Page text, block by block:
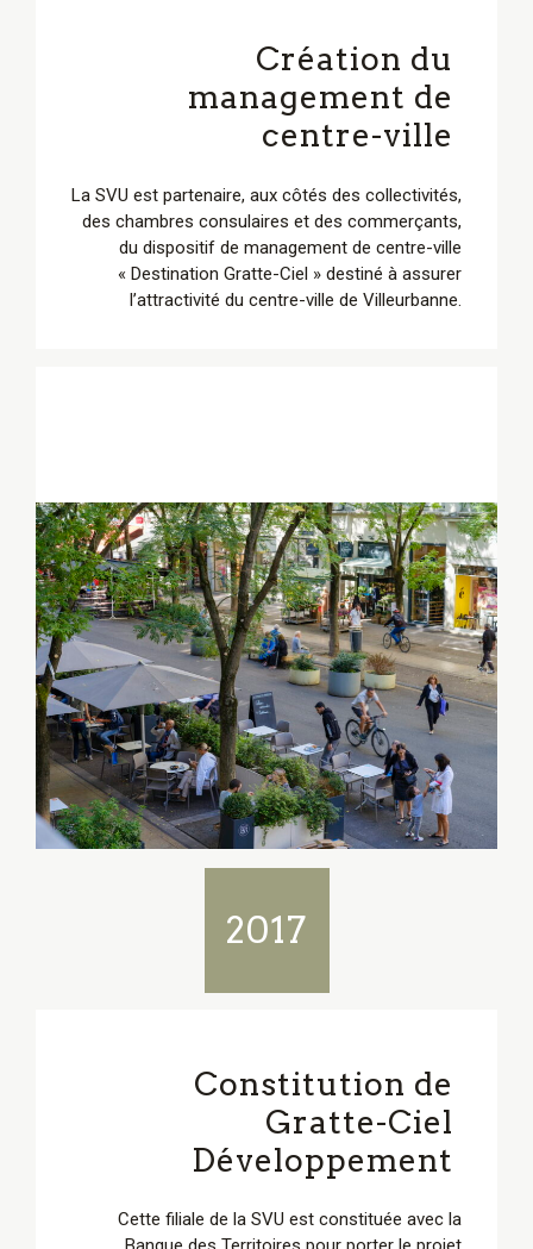
Création du
management de
centre-ville
La SVU est partenaire, aux côtés des collectivités,
des chambres consulaires et des commerçants,
du dispositif de management de centre-ville
« Destination Gratte-Ciel » destiné à assurer
l’attractivité du centre-ville de Villeurbanne.
2017
Constitution de
Gratte-Ciel
Développement
Cette filiale de la SVU est constituée avec la